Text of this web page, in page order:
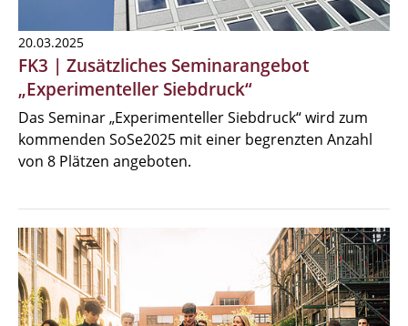
20.03.2025
FK3 | Zusätzliches Seminarangebot
„Experimenteller Siebdruck“
Das Seminar „Experimenteller Siebdruck“ wird zum
kommenden SoSe2025 mit einer begrenzten Anzahl
von 8 Plätzen angeboten.